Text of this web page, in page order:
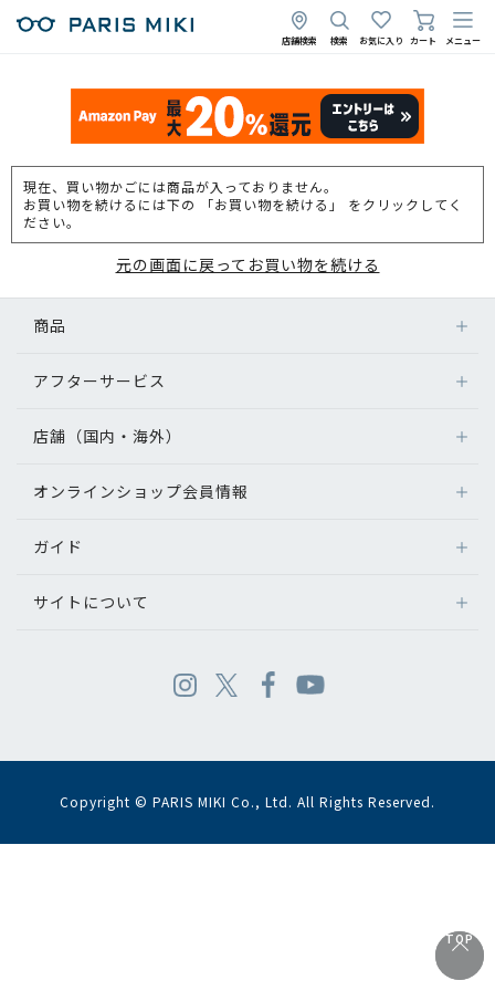
店舗検索 検索 お気に入り カート メニュー
現在、買い物かごには商品が入っておりません。
お買い物を続けるには下の 「お買い物を続ける」 をクリックしてく
ださい。
元の画面に戻ってお買い物を続ける
TOP
TOP
商品
アフターサービス
店舗（国内・海外）
オンラインショップ会員情報
ガイド
サイトについて
Copyright © PARIS MIKI Co., Ltd. All Rights Reserved.